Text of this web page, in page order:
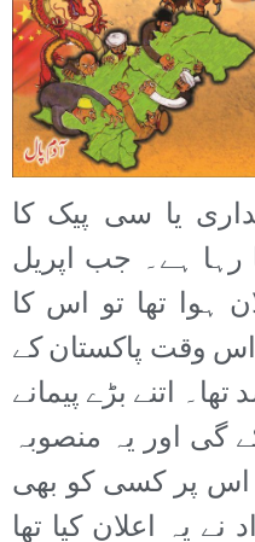
یا سی پیک کا
رہا ہے۔ جب اپریل
ہوا تھا تو اس کا
اس وقت پاکستان کے
پی کا 20فیصد تھا۔ اتنے بڑے پیمانے
گی اور یہ منصوبہ
اس پر کسی کو بھی
یہ اعلان کیا تھا